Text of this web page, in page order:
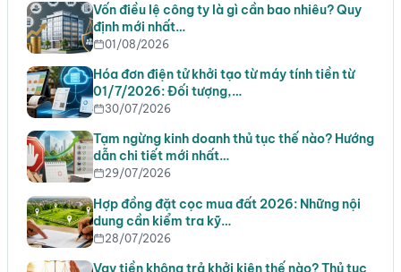
Vốn điều lệ công ty là gì cần bao nhiêu? Quy
định mới nhất…
01/08/2026
Hóa đơn điện tử khởi tạo từ máy tính tiền từ
01/7/2026: Đối tượng,…
30/07/2026
Tạm ngừng kinh doanh thủ tục thế nào? Hướng
dẫn chi tiết mới nhất…
29/07/2026
Hợp đồng đặt cọc mua đất 2026: Những nội
dung cần kiểm tra kỹ…
28/07/2026
Vay tiền không trả khởi kiện thế nào? Thủ tục